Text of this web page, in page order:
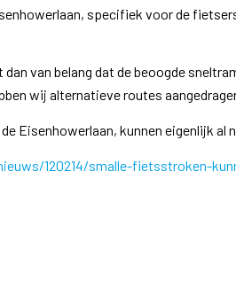
specifiek voor de
van belang dat de beoogde
wij alternatieve routes
Eisenhowerlaan, kunnen eigenlijk al
120214/smalle-fietsstroken-